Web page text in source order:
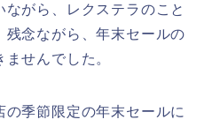
がら、レクステラのこと
残念ながら、年末セールの
せんでした。
季節限定の年末セールに